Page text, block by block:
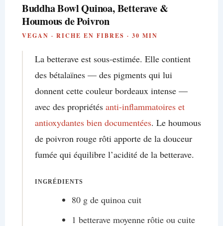
Buddha Bowl Quinoa, Betterave &
Houmous de Poivron
VEGAN · RICHE EN FIBRES · 30 MIN
La betterave est sous-estimée. Elle contient
des bétalaïnes — des pigments qui lui
donnent cette couleur bordeaux intense —
avec des propriétés anti-inflammatoires et
antioxydantes bien documentées. Le houmous
de poivron rouge rôti apporte de la douceur
fumée qui équilibre l’acidité de la betterave.
INGRÉDIENTS
80 g de quinoa cuit
1 betterave moyenne rôtie ou cuite